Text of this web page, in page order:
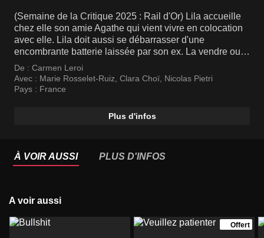
(Semaine de la Critique 2025 : Rail d'Or) Lila accueille
chez elle son amie Agathe qui vient vivre en colocation
avec elle. Lila doit aussi se débarrasser d'une
encombrante batterie laissée par son ex. La vendre ou
la donner, la donner à qui et comment? Agathe et Lila en
débattent. Lila décide de faire un geste généreux en la
donnant sur une plateforme en ligne mais ce don
De : Carmen Leroi
Avec : Marie Rosselet-Ruiz, Clara Choï, Nicolas Pietri
Pays : France
Plus d'infos
À VOIR AUSSI PLUS D'INFOS
A voir aussi
Offert